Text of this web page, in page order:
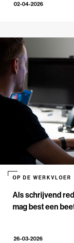
02-04-2026
Als schrijvend
mag best een
OP DE WERKVLOER
26-03-2026